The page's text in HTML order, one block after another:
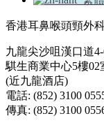
香港耳鼻喉頭頸外
九龍尖沙咀漢口道
騏生商業中心5樓02
(近九龍酒店)
電話: (852) 3100
傳真: (852) 3100